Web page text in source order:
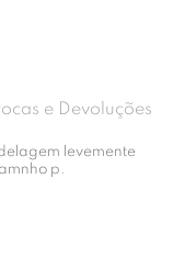
e Devoluções
levemente
p.